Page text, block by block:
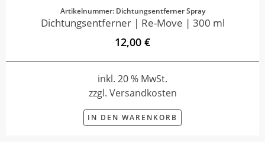
Artikelnummer: Dichtungsentferner Spray
Dichtungsentferner | Re-Move | 300 ml
12,00 €
inkl. 20 % MwSt.
zzgl. Versandkosten
IN DEN WARENKORB